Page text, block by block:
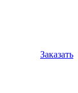
Заказать